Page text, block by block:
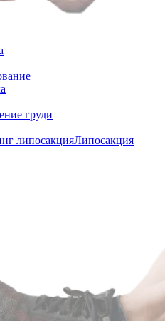
груди
липосакцияЛипосакция